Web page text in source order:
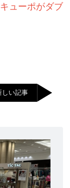
ューポがダブ
しい記事